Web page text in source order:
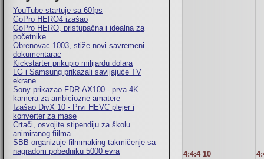
YouTube startuje sa 60fps
GoPro HERO4 izašao
GoPro HERO, pristupačna i idealna za
početnike
Obrenovac 1003, stiže novi savremeni
dokumentarac
Kickstarter prikupio milijardu dolara
LG i Samsung prikazali savijajuće TV
ekrane
Sony prikazao FDR-AX100 - prva 4K
kamera za ambiciozne amatere
Izašao DivX 10 - Prvi HEVC plejer i
konverter za mase
Crtači, osvojite stipendiju za školu
animiranog fiilma
SBB organizuje filmmaking takmičenje sa
nagradom pobedniku 5000 evra
4:4:4 10